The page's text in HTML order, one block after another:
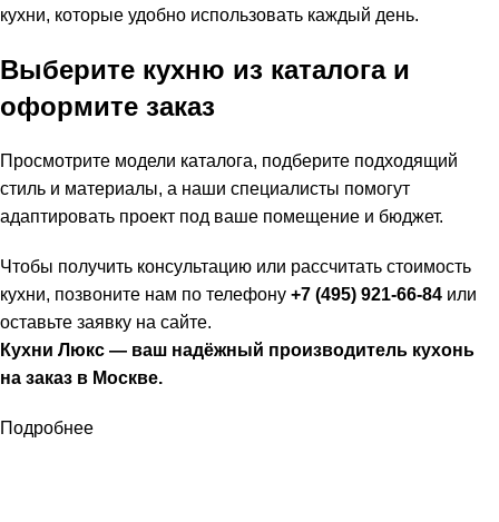
кухни, которые удобно использовать каждый день.
Выберите кухню из каталога и
оформите заказ
Просмотрите модели каталога, подберите подходящий
стиль и материалы, а наши специалисты помогут
адаптировать проект под ваше помещение и бюджет.
Чтобы получить консультацию или рассчитать стоимость
кухни, позвоните нам по телефону +7 (495) 921-66-84 или
оставьте заявку на сайте.
Кухни Люкс — ваш надёжный производитель кухонь
на заказ в Москве.
Подробнее